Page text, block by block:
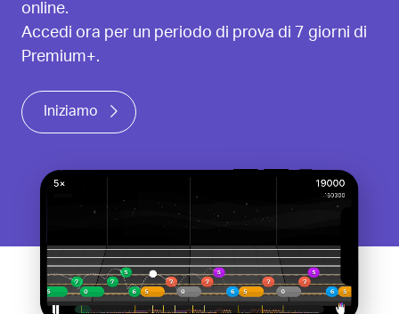
online.
Accedi ora per un periodo di prova di 7 giorni di
Premium+.
Iniziamo